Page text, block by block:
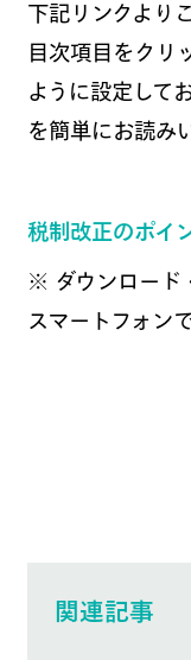
下記リンクより
目次項目をクリ
ように設定して
を簡単にお読み
税制改正のポイ
※ ダウンロード
スマートフォン
関連記事